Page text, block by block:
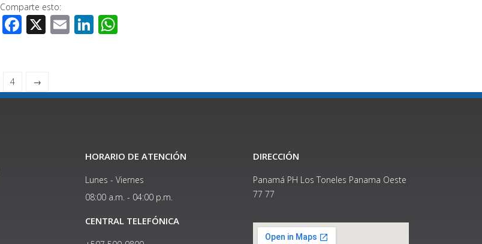
Comparte esto:
Facebook
X EmailLinkedIn
4 →
HORARIO DE ATENCIÓN
Lunes - Viernes
08:00 a.m. - 04:00 p.m.
CENTRAL TELEFÓNICA
DIRECCIÓN
Panamá PH Los Toneles Panama Oeste
77 77